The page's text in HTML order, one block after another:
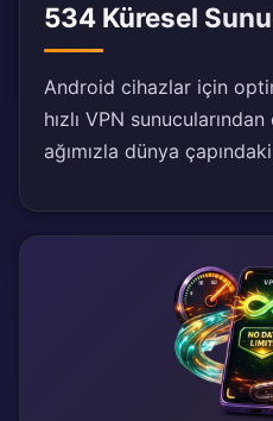
534 Küresel
Android cihazlar için
hızlı VPN
ağımızla dünya